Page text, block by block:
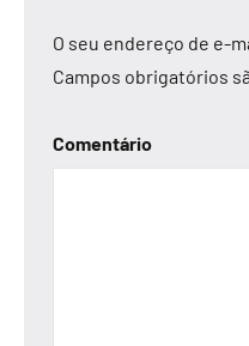
O seu endereço de e-
Campos obrigatórios
Comentário